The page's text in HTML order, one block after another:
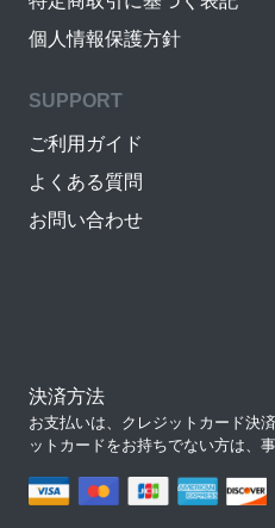
個人情報保護方針
SUPPORT
ご利用ガイド
よくある質問
お問い合わせ
決済方法
お支払いは、クレジットカード決
ットカードをお持ちでない方は、